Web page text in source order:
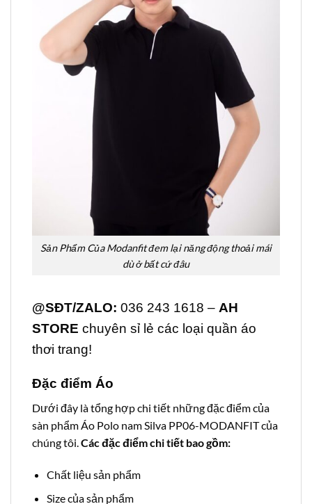
Sản Phẩm Của Modanfit đem lại năng động thoải mái
dù ở bất cứ đâu
@SĐT/ZALO: 036 243 1618 – AH
STORE chuyên sỉ lẻ các loại quần áo
thơi trang!
Đặc điểm Áo
Dưới đây là tổng hợp chi tiết những đặc điểm của
sàn phẩm Áo Polo nam Silva PP06-MODANFIT của
chúng tôi. Các đặc điểm chi tiết bao gồm:
Chất liệu sản phẩm
Size của sản phẩm